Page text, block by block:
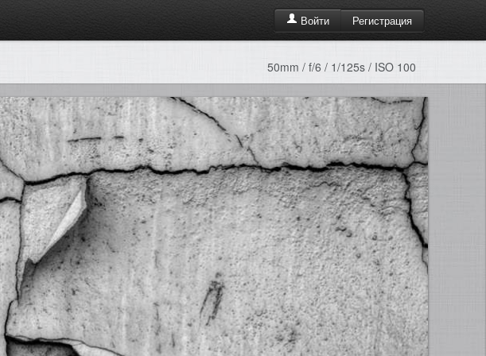
Войти Регистрация
50mm / f/6 / 1/125s / ISO 100